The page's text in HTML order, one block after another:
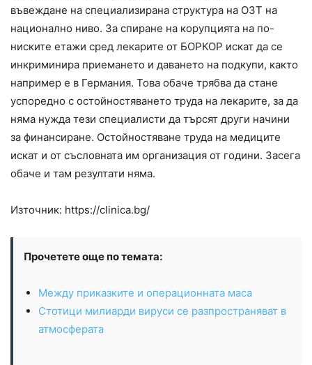
въвеждане на специализирана структура на ОЗТ на
национално ниво. За спиране на корупцията на по-
ниските етажи сред лекарите от БОРКОР искат да се
инкриминира приемането и даването на подкупи, както
например е в Германия. Това обаче трябва да стане
успоредно с остойностяването труда на лекарите, за да
няма нужда тези специалисти да търсят други начини
за финансиране. Остойностяване труда на медиците
искат и от съсловната им организация от години. Засега
обаче и там резултати няма.
Източник: https://clinica.bg/
Прочетете още по темата:
Между приказките и операционната маса
Стотици милиарди вируси се разпространяват в
атмосферата